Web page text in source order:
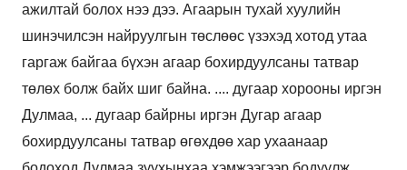
ажилтай болох нээ дээ. Агаарын тухай хуулийн
шинэчилсэн найруулгын төслөөс үзэхэд хотод утаа
гаргаж байгаа бүхэн агаар бохирдуулсаны татвар
төлөх болж байх шиг байна. .... дугаар хорооны иргэн
Дулмаа, ... дугаар байрны иргэн Дугар агаар
бохирдуулсаны татвар өгөхдөө хар ухаанаар